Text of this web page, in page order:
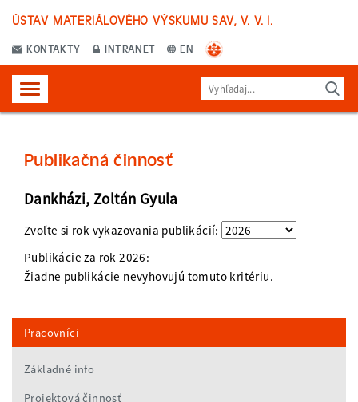
ÚSTAV MATERIÁLOVÉHO VÝSKUMU SAV, V. V. I.
KONTAKTY INTRANET EN
Publikačná činnosť
Dankházi, Zoltán Gyula
Zvoľte si rok vykazovania publikácií:
Publikácie za rok2026:
Žiadne publikácie nevyhovujú tomuto kritériu.
Pracovníci
Základné info
Projektová činnosť